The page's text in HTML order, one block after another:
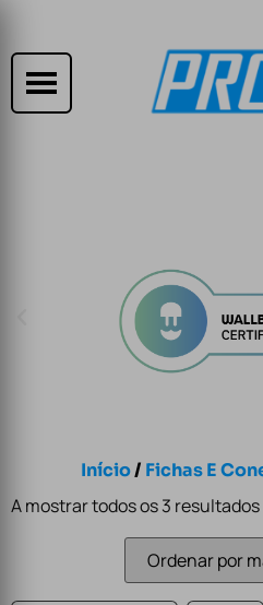
Início/ Fichas E
A mostrar todos os 3 resultados